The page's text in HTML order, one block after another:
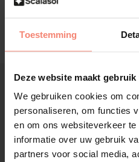
Toestemming
Deze website maakt
We gebruiken cookies om
personaliseren, om functies
en om ons websiteverkeer
informatie over uw gebruik
partners voor social media,
Isolierfolie
Über Scalasol®
Anwendungen
Service
Sonstige
Kundendienst
Mein Konto